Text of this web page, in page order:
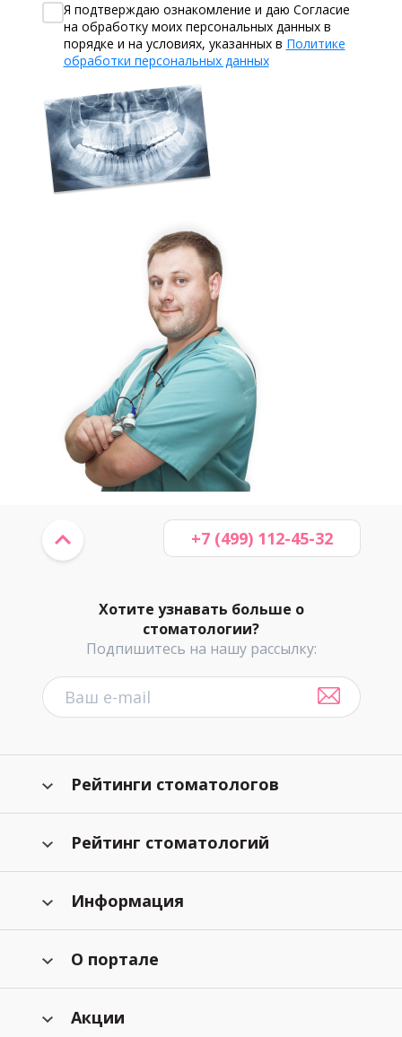
Я подтверждаю ознакомление и даю Согласие
на обработку моих персональных данных в
порядке и на условиях, указанных в Политике
обработки персональных данных
Хотите узнавать больше о
стоматологии?
Подпишитесь на нашу рассылку:
+7 (499) 112-45-32
Рейтинги стоматологов
Рейтинг стоматологий
Информация
О портале
Акции